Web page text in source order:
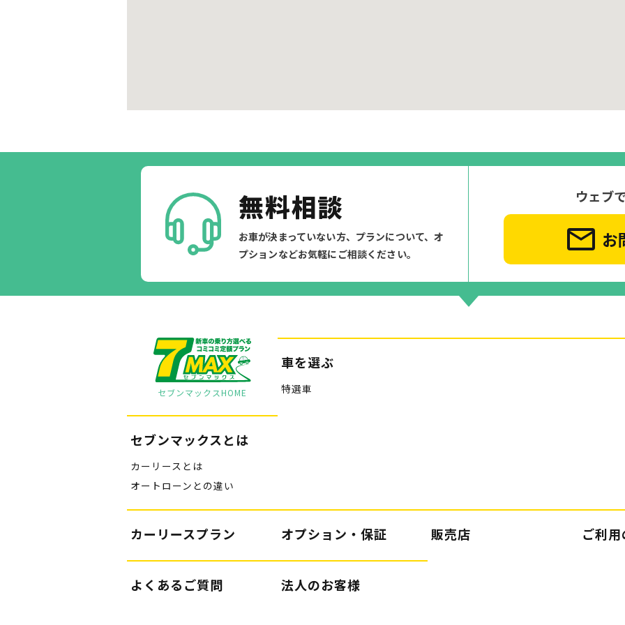
無料相談
お車が決まっていない方、プランについて、オ
プションなどお気軽にご相談ください。
ウェブ
お
セブンマックスHOME
セブンマックスとは
カーリースとは
オートローンとの違い
車を選ぶ
特選車
カーリースプラン オプション・保証 販売店 ご利
よくあるご質問 法人のお客様